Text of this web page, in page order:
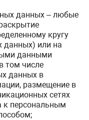
данных – любые
кругу
данных) или на
данными
том числе
данных в
размещение в
сетях
к персональным